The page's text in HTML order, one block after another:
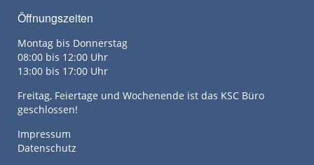
Öffnungszeiten
Montag bis Donnerstag
08:00 bis 12:00 Uhr
13:00 bis 17:00 Uhr
Freitag, Feiertage und Wochenende ist das KSC Büro
geschlossen!
Impressum
Datenschutz